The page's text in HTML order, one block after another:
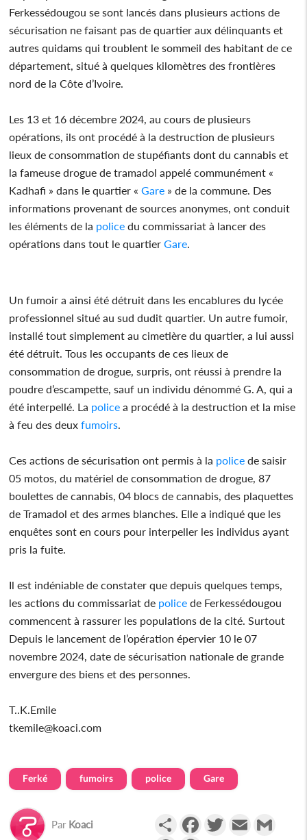
Ferkessédougou se sont lancés dans plusieurs actions de
sécurisation ne faisant pas de quartier aux délinquants et
autres quidams qui troublent le sommeil des habitant de ce
département, situé à quelques kilomètres des frontières
nord de la Côte d’Ivoire.
Les 13 et 16 décembre 2024, au cours de plusieurs
opérations, ils ont procédé à la destruction de plusieurs
lieux de consommation de stupéfiants dont du cannabis et
la fameuse drogue de tramadol appelé communément «
Kadhafi » dans le quartier « Gare » de la commune. Des
informations provenant de sources anonymes, ont conduit
les éléments de la police du commissariat à lancer des
opérations dans tout le quartier Gare
Un fumoir a ainsi été détruit dans les encablures du lycée
professionnel situé au sud dudit quartier. Un autre fumoir,
installé tout simplement au cimetière du quartier, a lui aussi
été détruit. Tous les occupants de ces lieux de
consommation de drogue, surpris, ont réussi à prendre la
poudre d’escampette, sauf un individu dénommé G. A, qui a
été interpellé. La police a procédé à la destruction et la mise
à feu des deux fumoirs
Ces actions de sécurisation ont permis à la police de saisir
05 motos, du matériel de consommation de drogue, 87
boulettes de cannabis, 04 blocs de cannabis, des plaquettes
de Tramadol et des armes blanches. Elle a indiqué que les
enquêtes sont en cours pour interpeller les individus ayant
pris la fuite.
Il est indéniable de constater que depuis quelques temps,
les actions du commissariat de police de Ferkessédougou
commencent à rassurer les populations de la cité. Surtout
Depuis le lancement de l’opération épervier 10 le 07
novembre 2024, date de sécurisation nationale de grande
envergure des biens et des personnes.
T..K.Emile
tkemile@koaci.com
Ferké fumoirs police Gare
Par Koaci PartagerFacebookTwitterEmail